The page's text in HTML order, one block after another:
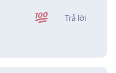
Trả lời